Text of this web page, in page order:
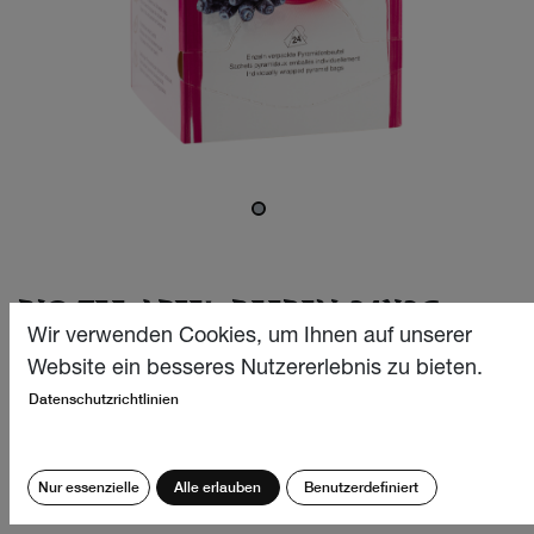
BIO TEE APFEL-BEEREN 24X2G
Mit seiner strahlenden purpurroten Farbe ist dieser Tee ein
Übergiessen mit heissem Wasser und füllt den Raum mit
einer herrlich fruchtigen Duftnote.
Wir verwenden Cookies, um Ihnen auf unserer
Website ein besseres Nutzererlebnis zu bieten.
Datenschutzrichtlinien
Nur essenzielle Alle erlauben Benutzerdefiniert